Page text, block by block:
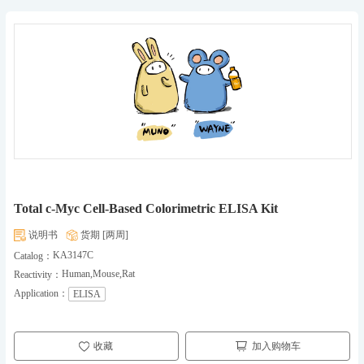
Total c-Myc Cell-Based Colorimetric ELISA Kit
说明书
货期 [两周]
Catalog： KA3147C
Reactivity： Human,Mouse,Rat
Application：
ELISA
收藏 加入购物车